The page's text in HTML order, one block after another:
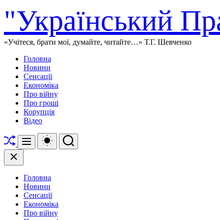
до
вмісту
"Український
«Учітеся, брати мої, думайте, читайте…» Т.Г. Шевченко
Головна
Новини
Сенсації
Економіка
Про війну
Про гроші
Корупція
Відео
Перетасувати
Меню
Перемикач
кольорового
Пошук
Закрити
Головна
Новини
Сенсації
Економіка
Про війну